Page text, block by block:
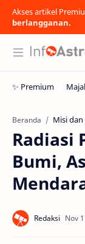
Akses artikel
berlangganan.
Beranda Misi dan
Radiasi
Bumi,